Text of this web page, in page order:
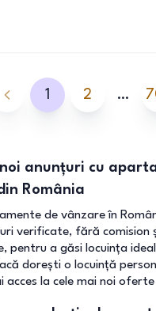
1 2 …
anunțuri cu
România
de vânzare în
verificate, fără comision
pentru a găsi locuința
dorești o locuință
acces la cele mai noi